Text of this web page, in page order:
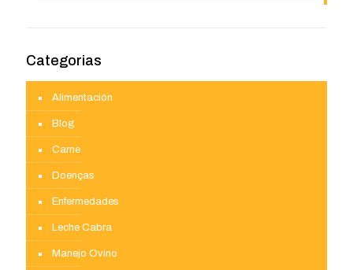
Categorias
Alimentación
Blog
Carne
Doenças
Enfermedades
Leche Cabra
Manejo Ovino